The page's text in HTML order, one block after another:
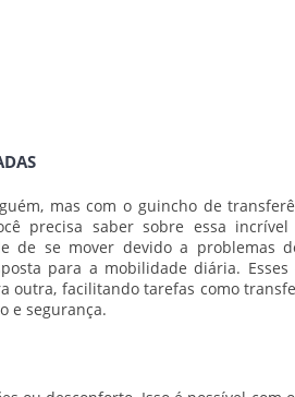
mas com o guincho de
precisa saber sobre essa incrível
de se mover devido a problemas
para a mobilidade diária. Esses
outra, facilitando tarefas como
e segurança.